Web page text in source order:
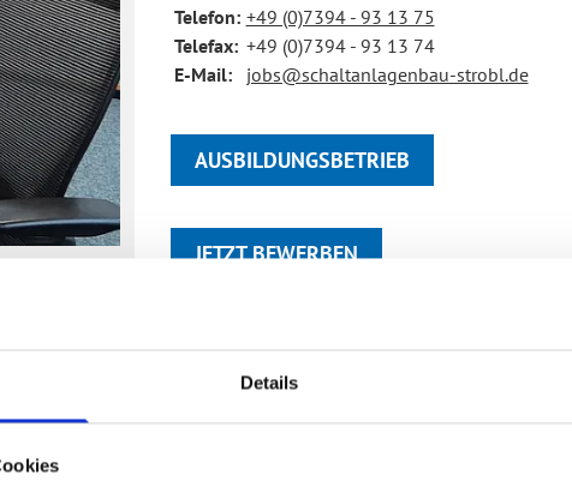
Details
Telefon: +49 (0)7394 - 93 13 75
Telefax: +49 (0)7394 - 93 13 74
E-Mail:
jobs@schaltanlagenbau-strobl.de
AUSBILDUNGSBETRIEB
JETZT BEWERBEN